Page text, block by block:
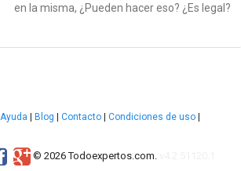
en la misma, ¿Pueden hacer eso? ¿Es legal?
Ayuda | Blog | Contacto | Condiciones de uso |
© 2026 Todoexpertos.com.